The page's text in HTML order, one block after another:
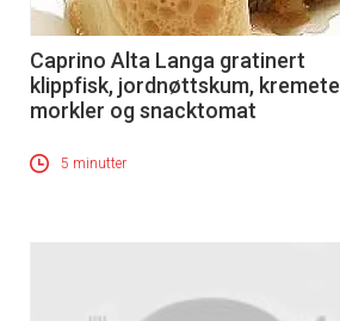
Caprino Alta Langa gratinert
klippfisk, jordnøttskum, kremete
morkler og snacktomat
5 minutter